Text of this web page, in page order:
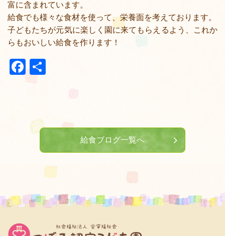
富に含まれています。
給食でも様々な食材を使って、栄養面を考えております。
子どもたちが元気に楽しく園に来てもらえるよう、これか
らもおいしい給食を作ります！
Facebook
給食ブログ一覧へ